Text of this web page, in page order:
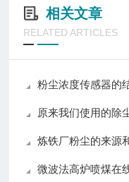
相关文章
RELATED ARTICLES
粉尘浓度传感器的
原来我们使用的除
炼铁厂粉尘的来源
微波法高炉喷煤在线监测